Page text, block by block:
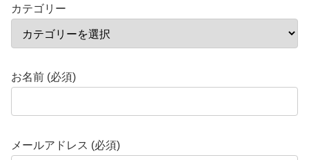
カテゴリー
お名前 (必須)
メールアドレス (必須)